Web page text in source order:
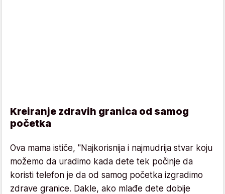
Kreiranje zdravih granica od samog
početka
Ova mama ističe, "Najkorisnija i najmudrija stvar koju
možemo da uradimo kada dete tek počinje da
koristi telefon je da od samog početka izgradimo
zdrave granice. Dakle, ako mlađe dete dobije